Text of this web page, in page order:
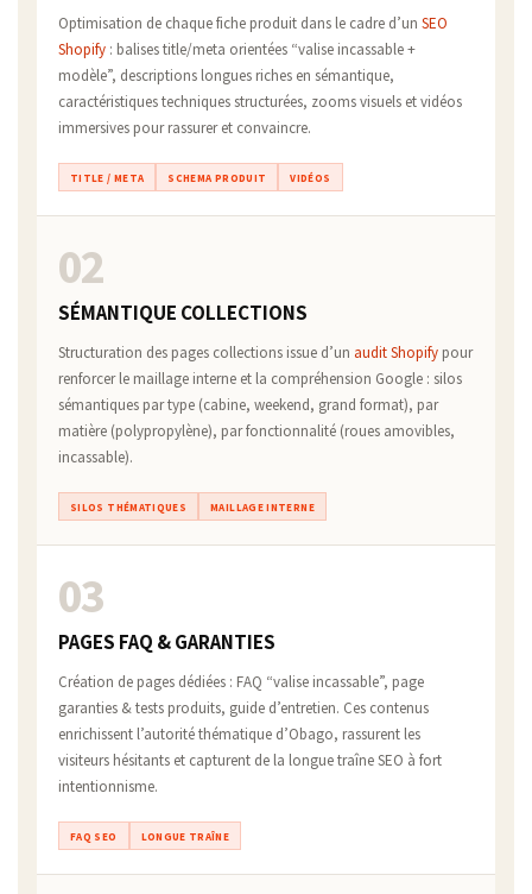
Optimisation de chaque fiche produit dans le cadre d’un SEO
Shopify : balises title/meta orientées “valise incassable +
modèle”, descriptions longues riches en sémantique,
caractéristiques techniques structurées, zooms visuels et vidéos
immersives pour rassurer et convaincre.
TITLE / META SCHEMA PRODUIT VIDÉOS
02
SÉMANTIQUE COLLECTIONS
Structuration des pages collections issue d’un audit Shopify pour
renforcer le maillage interne et la compréhension Google : silos
sémantiques par type (cabine, weekend, grand format), par
matière (polypropylène), par fonctionnalité (roues amovibles,
incassable).
SILOS THÉMATIQUES MAILLAGE INTERNE
03
PAGES FAQ & GARANTIES
Création de pages dédiées : FAQ “valise incassable”, page
garanties & tests produits, guide d’entretien. Ces contenus
enrichissent l’autorité thématique d’Obago, rassurent les
visiteurs hésitants et capturent de la longue traîne SEO à fort
intentionnisme.
FAQ SEO LONGUE TRAÎNE